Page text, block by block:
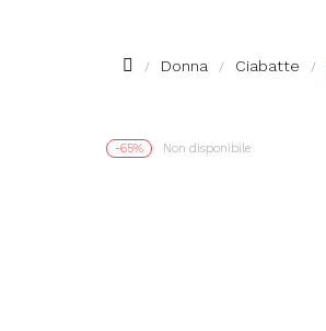
Donna Ciabatte
-65% Non disponibile